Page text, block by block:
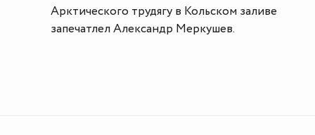
Арктического трудягу в Кольском заливе
запечатлел Александр Меркушев.